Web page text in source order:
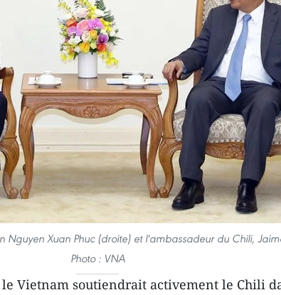
Nguyen Xuan Phuc (droite) et l'ambassadeur du Chili,
Photo : VNA
Vietnam soutiendrait activement le Chili